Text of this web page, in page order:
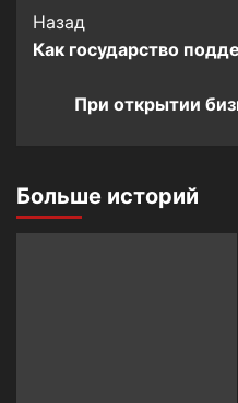
Post
Navigation
Назад
Как государство
При открытии
Больше историй